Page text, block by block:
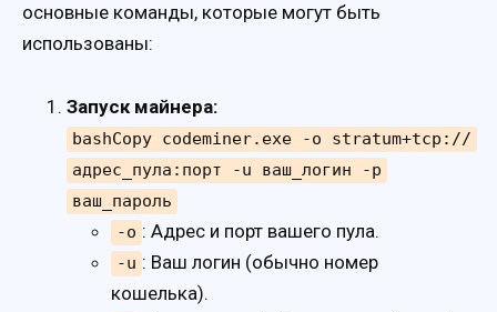
основные команды, которые могут быть
использованы:
Запуск майнера:
bashCopy codeminer.exe -o stratum+tcp://
адрес_пула:порт -u ваш_логин -p
ваш_пароль
-o : Адрес и порт вашего пула.
-u : Ваш логин (обычно номер
кошелька).